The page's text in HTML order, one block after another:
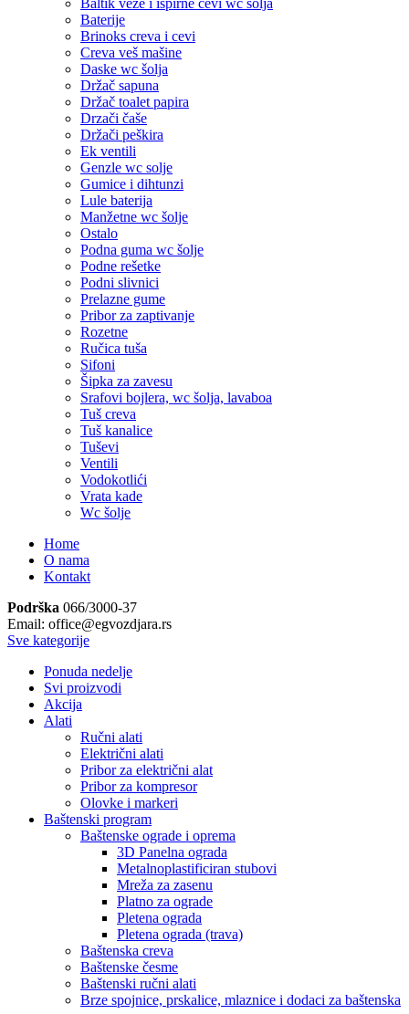
Baltik veze i ispirne cevi wc šolja
Baterije
Brinoks creva i cevi
Creva veš mašine
Daske wc šolja
Držač sapuna
Držač toalet papira
Drzači čaše
Držači peškira
Ek ventili
Genzle wc solje
Gumice i dihtunzi
Lule baterija
Manžetne wc šolje
Ostalo
Podna guma wc šolje
Podne rešetke
Podni slivnici
Prelazne gume
Pribor za zaptivanje
Rozetne
Ručica tuša
Sifoni
Šipka za zavesu
Srafovi bojlera, wc šolja, lavaboa
Tuš creva
Tuš kanalice
Tuševi
Ventili
Vodokotlići
Vrata kade
Wc šolje
Home
O nama
Kontakt
Podrška 066/3000-37
Email: office@egvozdjara.rs
Sve kategorije
Ponuda nedelje
Svi proizvodi
Akcija
Alati
Ručni alati
Električni alati
Pribor za električni alat
Pribor za kompresor
Olovke i markeri
Baštenski program
Baštenske ograde i oprema
3D Panelna ograda
Metalnoplastificiran stubovi
Mreža za zasenu
Platno za ograde
Pletena ograda
Pletena ograda (trava)
Baštenska creva
Baštenske česme
Baštenski ručni alati
Brze spojnice, prskalice, mlaznice i dodaci za baštenska